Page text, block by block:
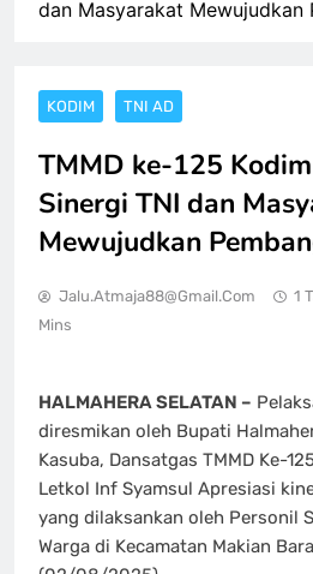
dan Masyarakat Mewujudkan
KODIM TNI AD
TMMD ke-125
Sinergi TNI dan
Mewujudkan
Jalu.atmaja88@gmail.com 1
Mins
HALMAHERA SELATAN –
diresmikan oleh Bupati
Kasuba, Dansatgas TMMD Ke-
Letkol Inf Syamsul Apresiasi
yang dilaksankan oleh Personil
Warga di Kecamatan Makian